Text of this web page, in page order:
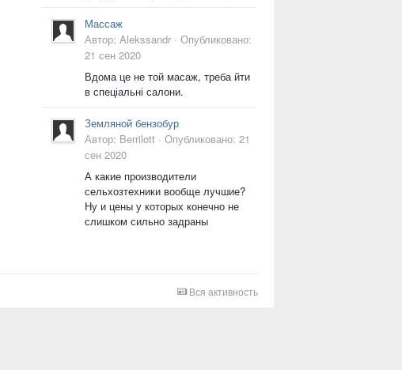
Массаж
Автор: Alekssandr · Опубликовано:
21 сен 2020
Вдома це не той масаж, треба йти
в спеціальні салони.
Земляной бензобур
Автор: Berrilott · Опубликовано: 21
сен 2020
А какие производители
сельхозтехники вообще лучшие?
Ну и цены у которых конечно не
слишком сильно задраны
Вся активность